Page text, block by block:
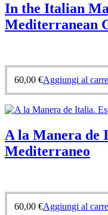
In the Italian
Mediterranean
60,00 €Aggiungi al
A la Manera de
Mediterraneo
60,00 €Aggiungi al